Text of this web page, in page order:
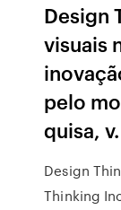
Design
visuais
pelo
quisa, v.
Design
Thinking